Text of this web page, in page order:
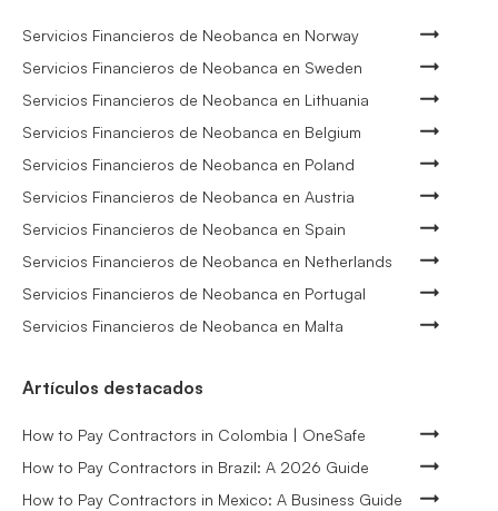
Servicios Financieros de Neobanca en Norway
Servicios Financieros de Neobanca en Sweden
Servicios Financieros de Neobanca en Lithuania
Servicios Financieros de Neobanca en Belgium
Servicios Financieros de Neobanca en Poland
Servicios Financieros de Neobanca en Austria
Servicios Financieros de Neobanca en Spain
Servicios Financieros de Neobanca en Netherlands
Servicios Financieros de Neobanca en Portugal
Servicios Financieros de Neobanca en Malta
Artículos destacados
How to Pay Contractors in Colombia | OneSafe
How to Pay Contractors in Brazil: A 2026 Guide
How to Pay Contractors in Mexico: A Business Guide